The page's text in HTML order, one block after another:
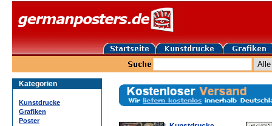
Kategorien
Kunstdrucke
Grafiken
Poster